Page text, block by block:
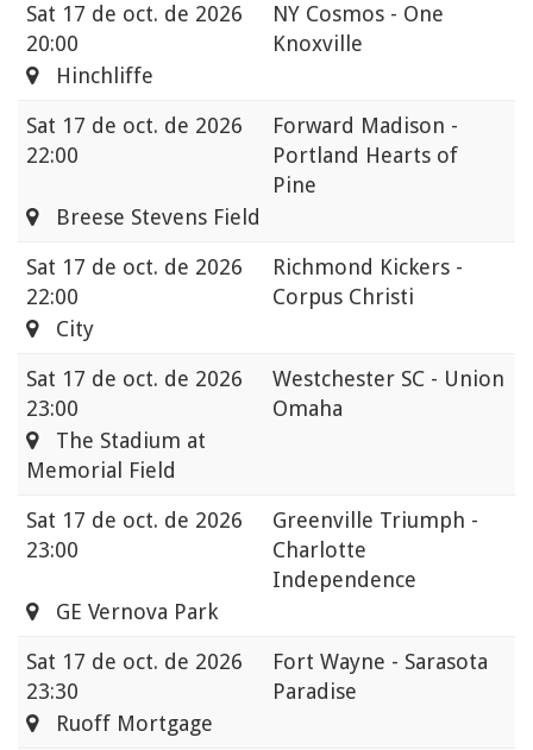
Sat 17 de oct. de 2026
20:00
NY Cosmos - One
Knoxville
Hinchliffe
Sat 17 de oct. de 2026
22:00
Forward Madison -
Portland Hearts of
Pine
Breese Stevens Field
Sat 17 de oct. de 2026
22:00
Richmond Kickers -
Corpus Christi
City
Sat 17 de oct. de 2026
23:00
Westchester SC - Union
Omaha
The Stadium at
Memorial Field
Sat 17 de oct. de 2026
23:00
Greenville Triumph -
Charlotte
Independence
GE Vernova Park
Sat 17 de oct. de 2026
23:30
Fort Wayne - Sarasota
Paradise
Ruoff Mortgage